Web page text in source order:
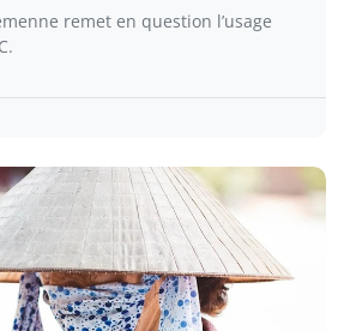
remet en question l’usage